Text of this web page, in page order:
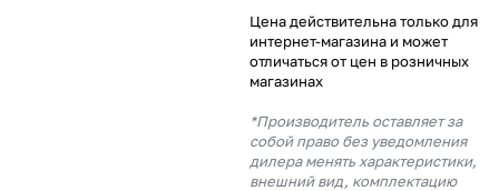
Цена действительна только для
интернет-магазина и может
отличаться от цен в розничных
магазинах
*Производитель оставляет за
собой право без уведомления
дилера менять характеристики,
внешний вид, комплектацию
% будут
с вашей карты